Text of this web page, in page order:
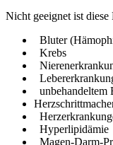
Nicht geeignet ist
Bluter
Krebs
unbehandeltem
Magen-Darm-